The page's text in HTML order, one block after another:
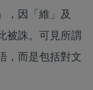
，因「維」及
被誅。可見所謂
，而是包括對文